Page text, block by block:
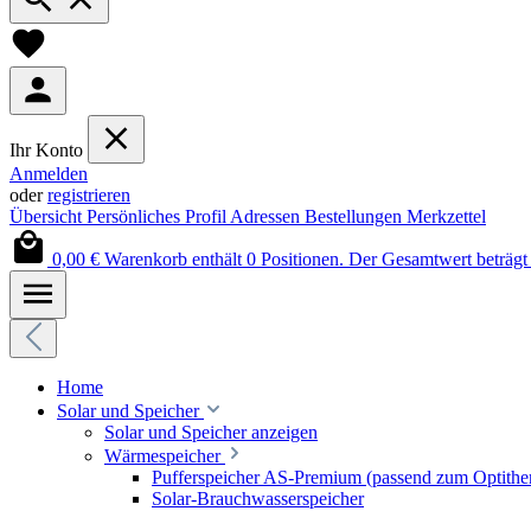
Ihr Konto
Anmelden
oderregistrieren
Übersicht Persönliches Profil Adressen Bestellungen Merkzettel
0,00 € Warenkorb enthält 0 Positionen. Der Gesamtwert
Home
Solar und Speicher
Solar und Speicher anzeigen
Wärmespeicher
Pufferspeicher AS-Premium (passend zum
Solar-Brauchwasserspeicher